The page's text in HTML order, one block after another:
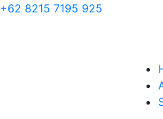
+62 8215 7195 925